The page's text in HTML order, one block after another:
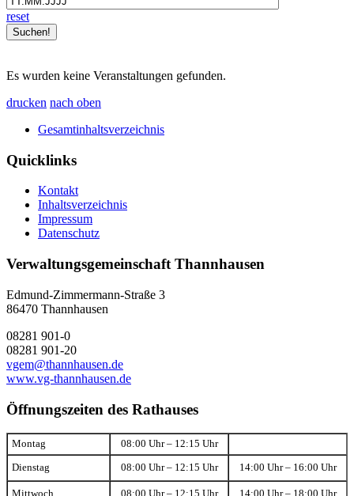
reset
Es wurden keine Veranstaltungen gefunden.
drucken nach oben
Gesamtinhaltsverzeichnis
Quicklinks
Kontakt
Inhaltsverzeichnis
Impressum
Datenschutz
Verwaltungsgemeinschaft Thannhausen
Edmund-Zimmermann-Straße 3
86470 Thannhausen
08281 901-0
08281 901-20
vgem@thannhausen.de
www.vg-thannhausen.de
Öffnungszeiten des Rathauses
Montag 08:00 Uhr – 12:15 Uhr
Dienstag 08:00 Uhr – 12:15 Uhr 14:00 Uhr – 16:00 Uhr